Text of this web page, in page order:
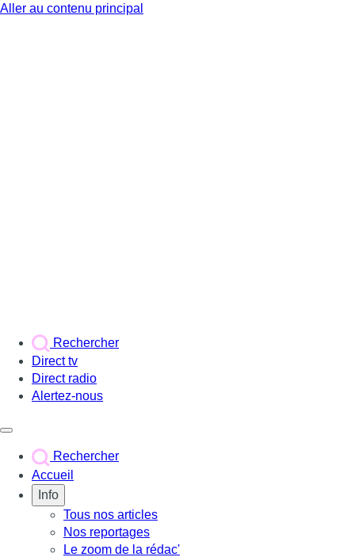
Aller au contenu principal
Rechercher
Direct tv
Direct radio
Alertez-nous
Rechercher
Accueil
Info
Tous nos articles
Nos reportages
Le zoom de la rédac'